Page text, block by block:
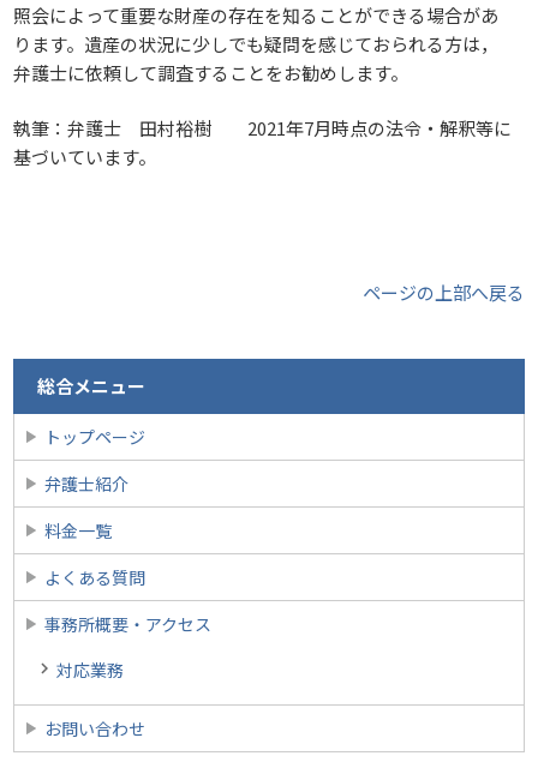
照会によって重要な財産の存在を知ることができる場合があ
ります。遺産の状況に少しでも疑問を感じておられる方は，
弁護士に依頼して調査することをお勧めします。
執筆：弁護士 田村裕樹 2021年7月時点の法令・解釈等に
基づいています。
ページの上部へ戻る
総合メニュー
トップページ
弁護士紹介
料金一覧
よくある質問
事務所概要・アクセス
対応業務
お問い合わせ